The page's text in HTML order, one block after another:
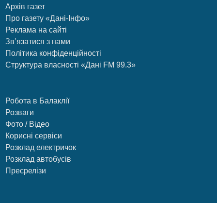
Архів газет
Про газету «Дані-Інфо»
Реклама на сайті
Зв’язатися з нами
Політика конфіденційності
Структура власності «Дані FM 99.3»
Робота в Балаклії
Розваги
Фото / Відео
Корисні сервіси
Розклад електричок
Розклад автобусів
Пресрелізи